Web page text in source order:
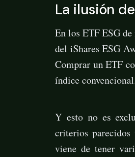
La ilusión
En los ETF ESG
del iShares ESG
Comprar un ETF
índice
Y esto no es
criterios
viene de tener